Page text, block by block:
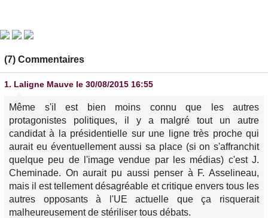
(7) Commentaires
1. Laligne Mauve le 30/08/2015 16:55
Même s'il est bien moins connu que les autres
protagonistes politiques, il y a malgré tout un autre
candidat à la présidentielle sur une ligne très proche qui
aurait eu éventuellement aussi sa place (si on s'affranchit
quelque peu de l'image vendue par les médias) c'est J.
Cheminade. On aurait pu aussi penser à F. Asselineau,
mais il est tellement désagréable et critique envers tous les
autres opposants à l'UE actuelle que ça risquerait
malheureusement de stériliser tous débats.